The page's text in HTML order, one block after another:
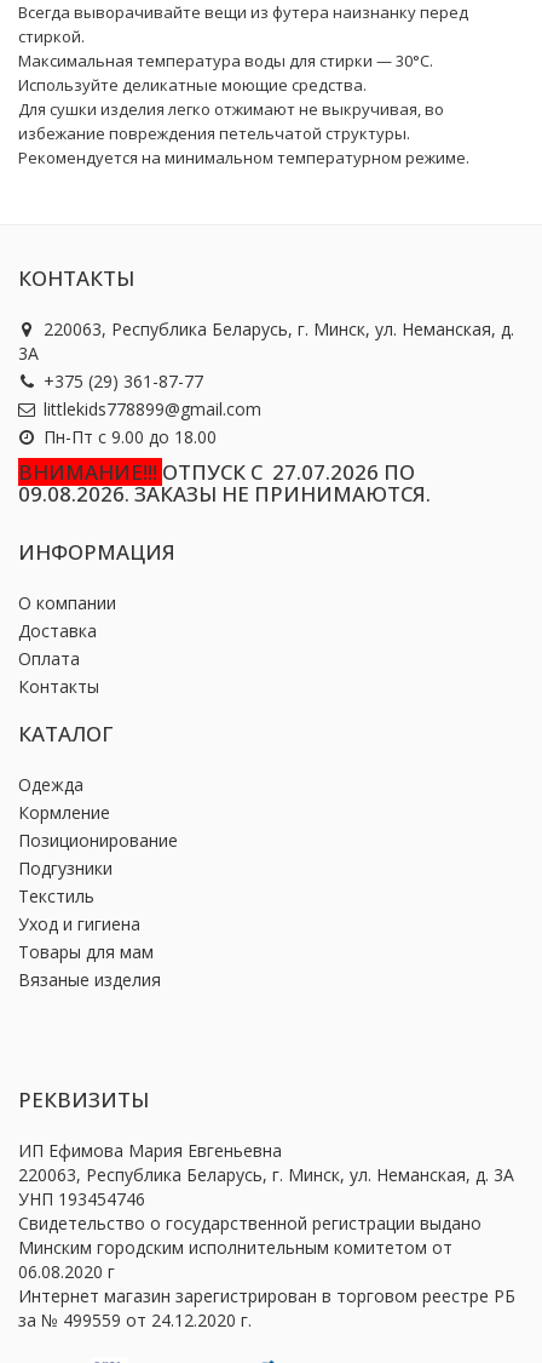
Всегда выворачивайте вещи из футера наизнанку перед
стиркой.
Максимальная температура воды для стирки — 30°С.
Используйте деликатные моющие средства.
Для сушки изделия легко отжимают не выкручивая, во
избежание повреждения петельчатой структуры.
Рекомендуется на минимальном температурном режиме.
КОНТАКТЫ
220063, Республика Беларусь, г. Минск, ул. Неманская, д.
3А
+375 (29) 361-87-77
littlekids778899@gmail.com
Пн-Пт с 9.00 до 18.00
ВНИМАНИЕ!!! ОТПУСК С 27.07.2026 ПО
09.08.2026. ЗАКАЗЫ НЕ ПРИНИМАЮТСЯ.
ИНФОРМАЦИЯ
О компании
Доставка
Оплата
Контакты
КАТАЛОГ
Одежда
Кормление
Позиционирование
Подгузники
Текстиль
Уход и гигиена
Товары для мам
Вязаные изделия
РЕКВИЗИТЫ
ИП Ефимова Мария Евгеньевна
220063, Республика Беларусь, г. Минск, ул. Неманская, д. 3А
УНП 193454746
Свидетельство о государственной регистрации выдано
Минским городским исполнительным комитетом от
06.08.2020 г
Интернет магазин зарегистрирован в торговом реестре РБ
за № 499559 от 24.12.2020 г.